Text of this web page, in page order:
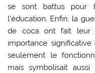
se sont battus pour
l’éducation. Enfin, la
de coca ont fait leur
importance
seulement le
mais symbolisait